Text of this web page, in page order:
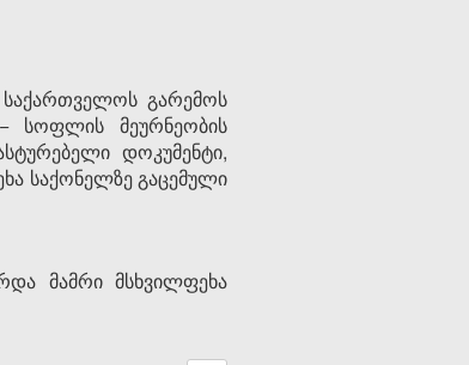
საქართველოს გარემოს
სოფლის მეურნეობის
დოკუმენტი,
საქონელზე გაცემული
მამრი მსხვილფეხა